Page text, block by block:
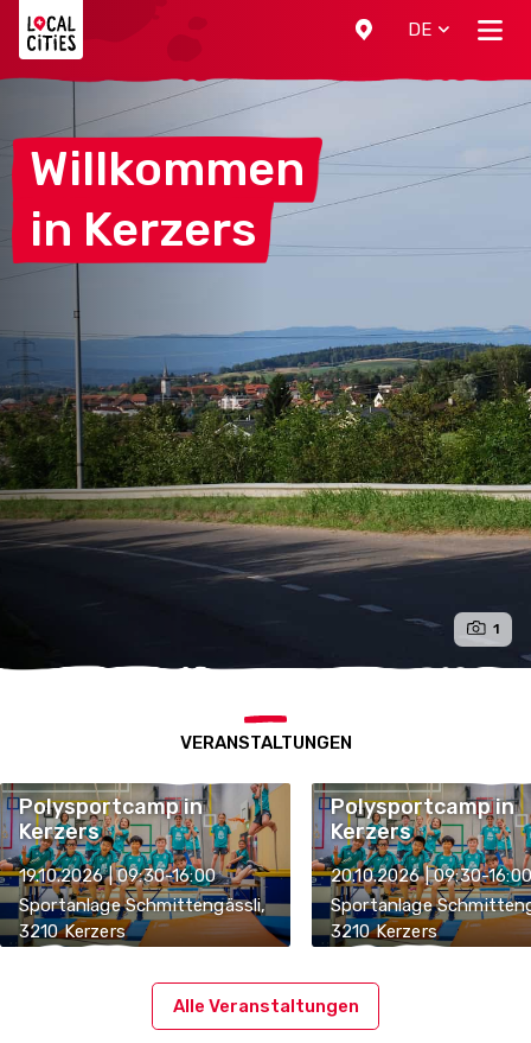
DE
Willkommen
in Kerzers
1
VERANSTALTUNGEN
Polysportcamp in
Kerzers
19.10.2026 | 09:30-16:00
Sportanlage Schmittengässli,
3210 Kerzers
Polysportcamp in
Kerzers
20.10.2026 | 09:30-16:00
Sportanlage
3210 Kerzers
Alle Veranstaltungen